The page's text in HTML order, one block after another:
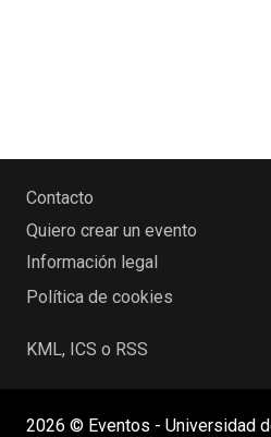
Contacto
Quiero crear un evento
Información legal
Política de cookies
KML, ICS o RSS
2026 © Eventos - Universidad